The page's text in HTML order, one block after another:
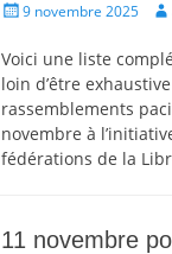
Écrit9 novembre 2025
Voici une liste
loin d’être
rassemblements
novembre à
fédérations de la
11 novembre